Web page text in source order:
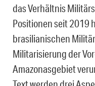
das Verhältnis
Positionen seit 2019
brasilianischen
Militarisierung der
Amazonasgebiet